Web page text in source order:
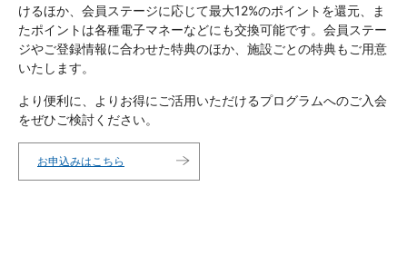
けるほか、会員ステージに応じて最大12%のポイントを還元、ま
たポイントは各種電子マネーなどにも交換可能です。会員ステー
ジやご登録情報に合わせた特典のほか、施設ごとの特典もご用意
いたします。
より便利に、よりお得にご活用いただけるプログラムへのご入会
をぜひご検討ください。
お申込みはこちら